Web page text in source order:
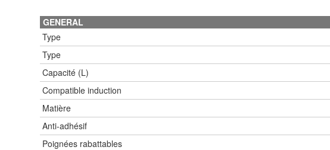
GENERAL
Type
Type
Capacité (L)
Compatible induction
Matière
Anti-adhésif
Poignées rabattables